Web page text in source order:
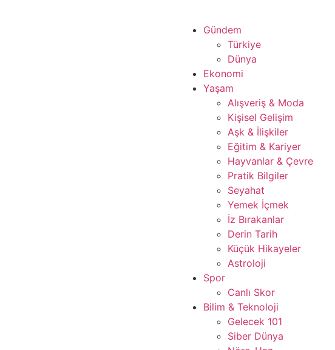
Gündem
Türkiye
Dünya
Ekonomi
Yaşam
Alışveriş & Moda
Kişisel Gelişim
Aşk & İlişkiler
Eğitim & Kariyer
Hayvanlar & Çevre
Pratik Bilgiler
Seyahat
Yemek İçmek
İz Bırakanlar
Derin Tarih
Küçük Hikayeler
Astroloji
Spor
Canlı Skor
Bilim & Teknoloji
Gelecek 101
Siber Dünya